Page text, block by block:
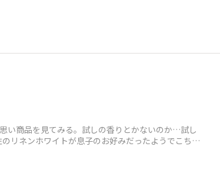
い商品を見てみる。試しの香りとかないのか…試し
リネンホワイトが息子のお好みだったようでこちら